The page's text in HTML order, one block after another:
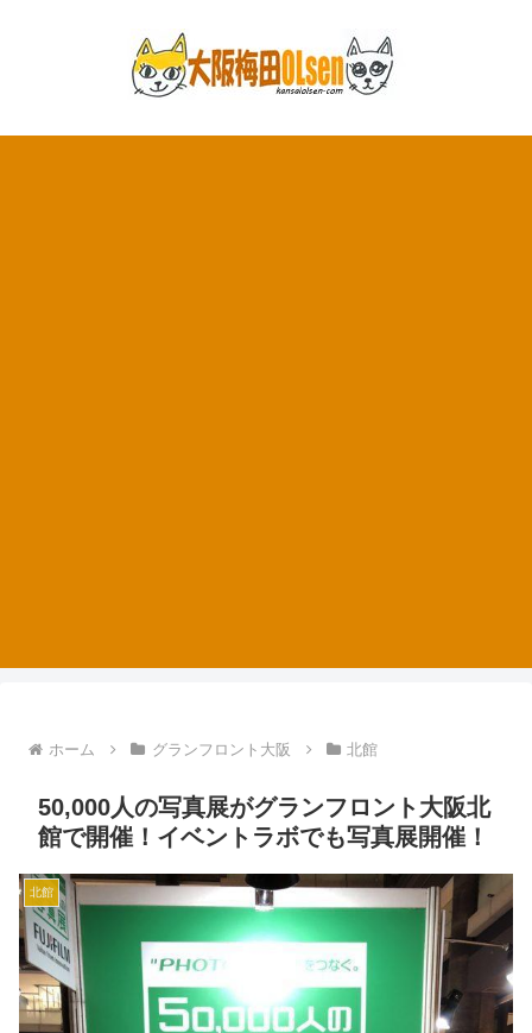
ホーム グランフロント大阪 北館
50,000人の写真展がグランフロント大阪北
館で開催！イベントラボでも写真展開催！
北館